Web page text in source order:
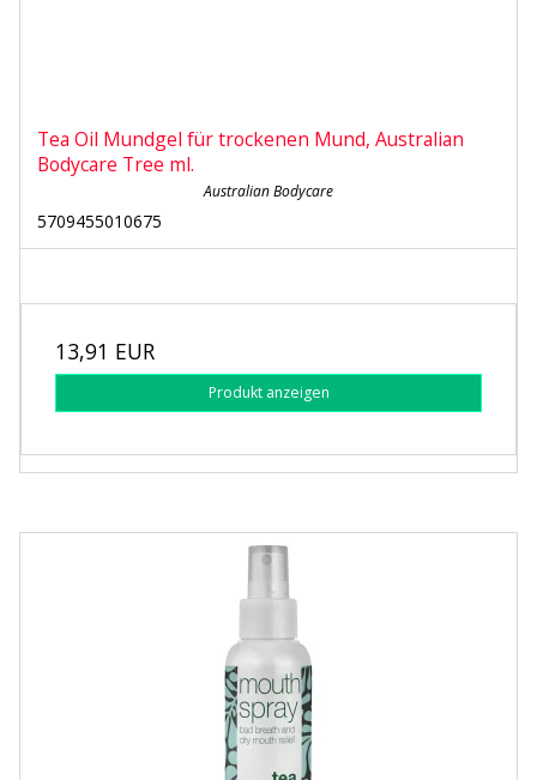
Tea Oil Mundgel für trockenen Mund, Australian
Bodycare Tree ml.
Australian Bodycare
5709455010675
13,91 EUR
Produkt anzeigen